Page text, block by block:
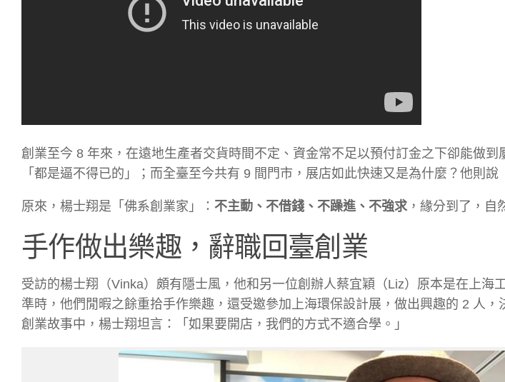
創業至今 8 年來，在遠地生產者交貨時間不定、資金常不足以預付訂金之下卻能做
「都是逼不得已的」；而全臺至今共有 9 間門市，展店如此快速又是為什麼？他則說
原來，楊士翔是「佛系創業家」： 不主動、不借錢、不躁進、不強求 ，緣分到了，自
手作做出樂趣，辭職回臺創業
受訪的楊士翔（Vinka）頗有隱士風，他和另一位創辦人蔡宜穎（Liz）原本是在上海
準時，他們閒暇之餘重拾手作樂趣，還受邀參加上海環保設計展，做出興趣的 2 人
創業故事中，楊士翔坦言：「如果要開店，我們的方式不適合學。」